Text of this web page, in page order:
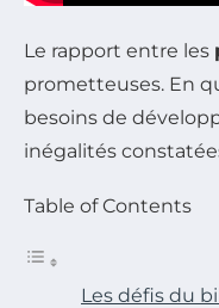
Le rapport entre les
prometteuses. En
besoins de
inégalités
Table of Contents
Les défis du